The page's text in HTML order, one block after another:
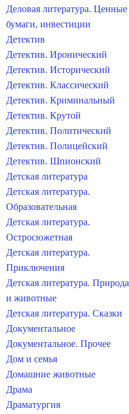
Деловая литература. Ценные
бумаги, инвестиции
Детектив
Детектив. Иронический
Детектив. Исторический
Детектив. Классический
Детектив. Криминальный
Детектив. Крутой
Детектив. Политический
Детектив. Полицейский
Детектив. Шпионский
Детская литература
Детская литература.
Образовательная
Детская литература.
Остросюжетная
Детская литература.
Приключения
Детская литература. Природа
и животные
Детская литература. Сказки
Документальное
Документальное. Прочее
Дом и семья
Домашние животные
Драма
Драматургия